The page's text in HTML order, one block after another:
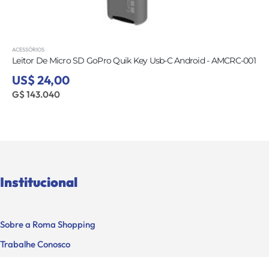
ACESSÓRIOS
Leitor De Micro SD GoPro Quik Key Usb-C Android - AMCRC-001
US$ 24,00
G$ 143.040
Institucional
Sobre a Roma Shopping
Trabalhe Conosco